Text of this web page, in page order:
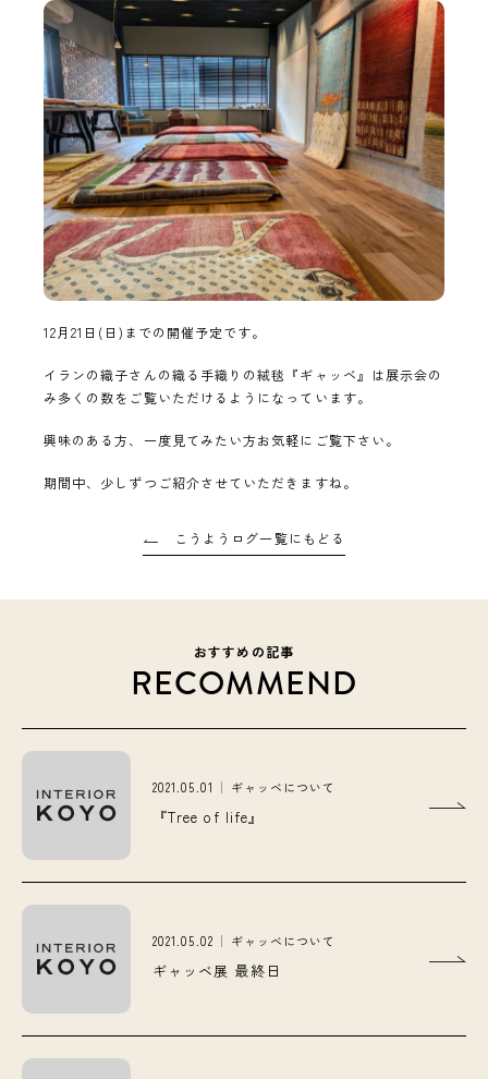
12月21日(日)までの開催予定です。
イランの織子さんの織る手織りの絨毯『ギャッベ』は展示会の
み多くの数をご覧いただけるようになっています。
興味のある方、一度見てみたい方お気軽にご覧下さい。
期間中、少しずつご紹介させていただきますね。
こうようログ一覧にもどる
おすすめの記事
RECOMMEND
2021.05.01 ギャッベについて
『Tree of life』
2021.05.02 ギャッベについて
ギャッベ展 最終日